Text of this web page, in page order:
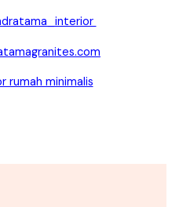
rumah minimalis